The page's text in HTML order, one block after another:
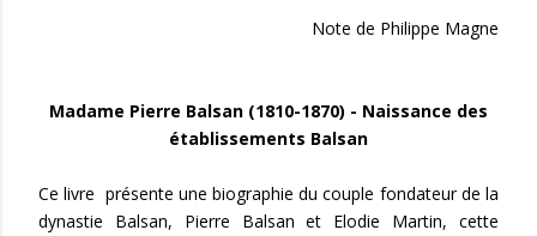
Note de Philippe Magne
Madame Pierre Balsan (1810-1870) - Naissance des
établissements Balsan
Ce livre présente une biographie du couple fondateur de la
dynastie Balsan, Pierre Balsan et Elodie Martin, cette